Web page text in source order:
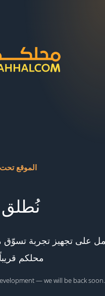
● الموقع
نُطلق
على تجهيز تجربة تسوّق
محلكم
— we will be back soon.